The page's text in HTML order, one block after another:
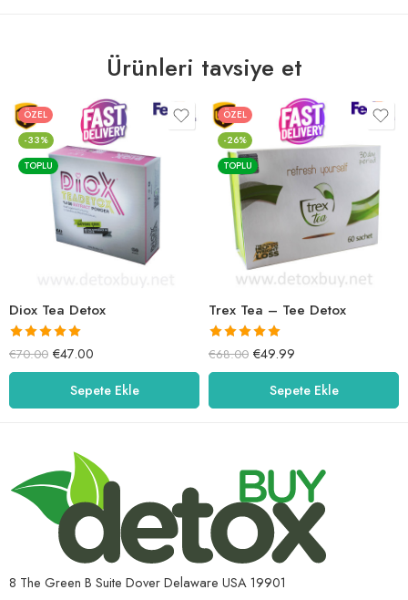
Ürünleri tavsiye et
ÖZEL
-33%
TOPLU
Diox Tea Detox
5 üzerinden
5.00oy aldı
€70.00 €47.00
Sepete Ekle
ÖZEL
-26%
TOPLU
Trex Tea – Tee Detox
5 üzerinden
5.00oy aldı
€68.00 €49.99
Sepete Ekle
8 The Green B Suite Dover Delaware USA 19901